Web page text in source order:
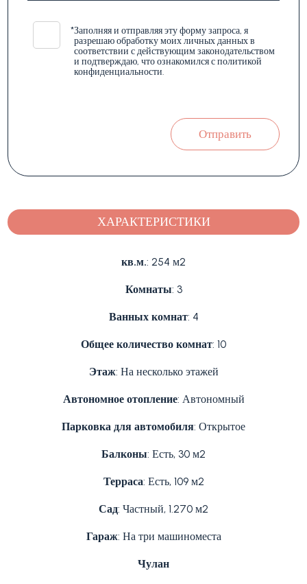
*Заполняя и отправляя эту форму запроса, я
разрешаю обработку моих личных данных в
соответствии с действующим законодательством
и подтверждаю, что ознакомился с политикой
конфиденциальности.
Отправить
ХАРАКТЕРИСТИКИ
кв.м.: 254 м2
Комнаты: 3
Ванных комнат: 4
Общее количество комнат: 10
Этаж: На несколько этажей
Автономное отопление: Автономный
Парковка для автомобиля: Открытое
Балконы: Есть, 30 м2
Терраса: Есть, 109 м2
Сад: Частный, 1.270 м2
Гараж: На три машиноместа
Чулан